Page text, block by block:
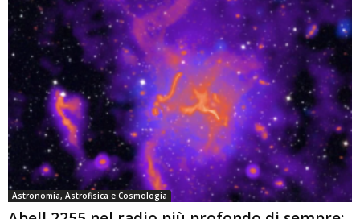
Astronomia, Astrofisica e Cosmologia